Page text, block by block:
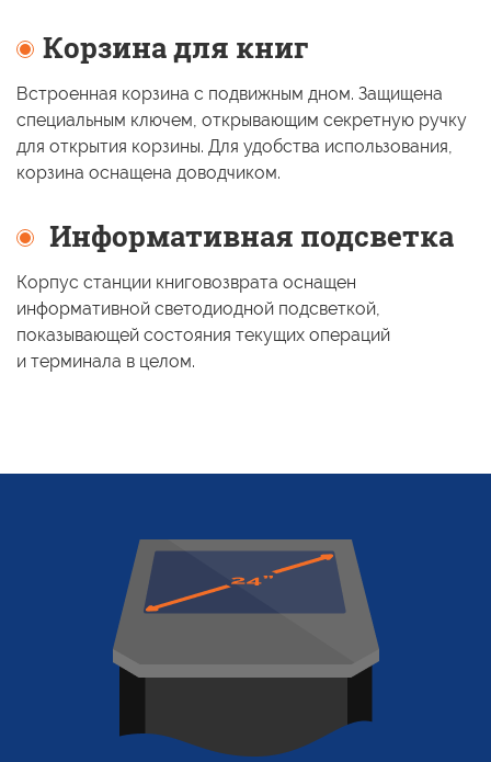
Корзина для книг
Встроенная корзина с подвижным дном. Защищена
специальным ключем, открывающим секретную ручку
для открытия корзины. Для удобства использования,
корзина оснащена доводчиком.
Информативная подсветка
Корпус станции книговозврата оснащен
информативной светодиодной подсветкой,
показывающей состояния текущих операций
и терминала в целом.